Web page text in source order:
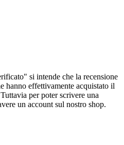
si intende che la recensione
hanno effettivamente acquistato il
per poter scrivere una
un account sul nostro shop.